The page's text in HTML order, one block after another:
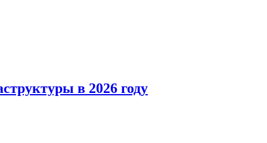
в 2026 году